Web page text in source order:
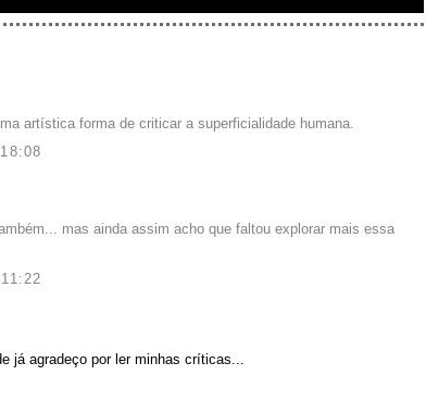
artística forma de criticar a superficialidade humana.
mas ainda assim acho que faltou explorar mais essa
já agradeço por ler minhas críticas...